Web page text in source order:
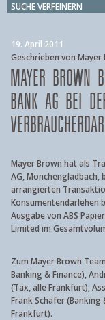
SUCHE VERFEINERN
19. April 2011
Geschrieben von Mayer
MAYER BROWN
BANK AG BEI
Mayer Brown hat als
AG, Mönchen­gladbach,
arrangierten
Konsumentendarlehen
Ausgabe von ABS
Limited im
Zum Mayer Brown
Banking & Finance),
(Tax, alle Frankfurt);
Frank Schäfer (Banking
Frankfurt).